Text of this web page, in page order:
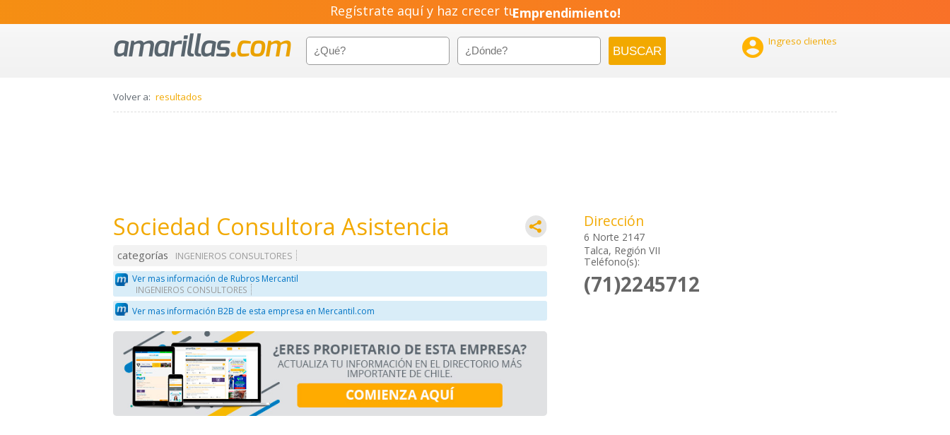
Regístrate aquí y haz crecer tuEmprendimiento!
 Ingreso clientes
Volver a: resultados
Sociedad Consultora Asistencia
categorías
INGENIEROS CONSULTORES
Ver mas información de Rubros Mercantil
INGENIEROS CONSULTORES
Ver mas información B2B de esta empresa en Mercantil.com
Dirección
6 Norte 2147
Talca, Región VII
Teléfono(s):
(71)2245712